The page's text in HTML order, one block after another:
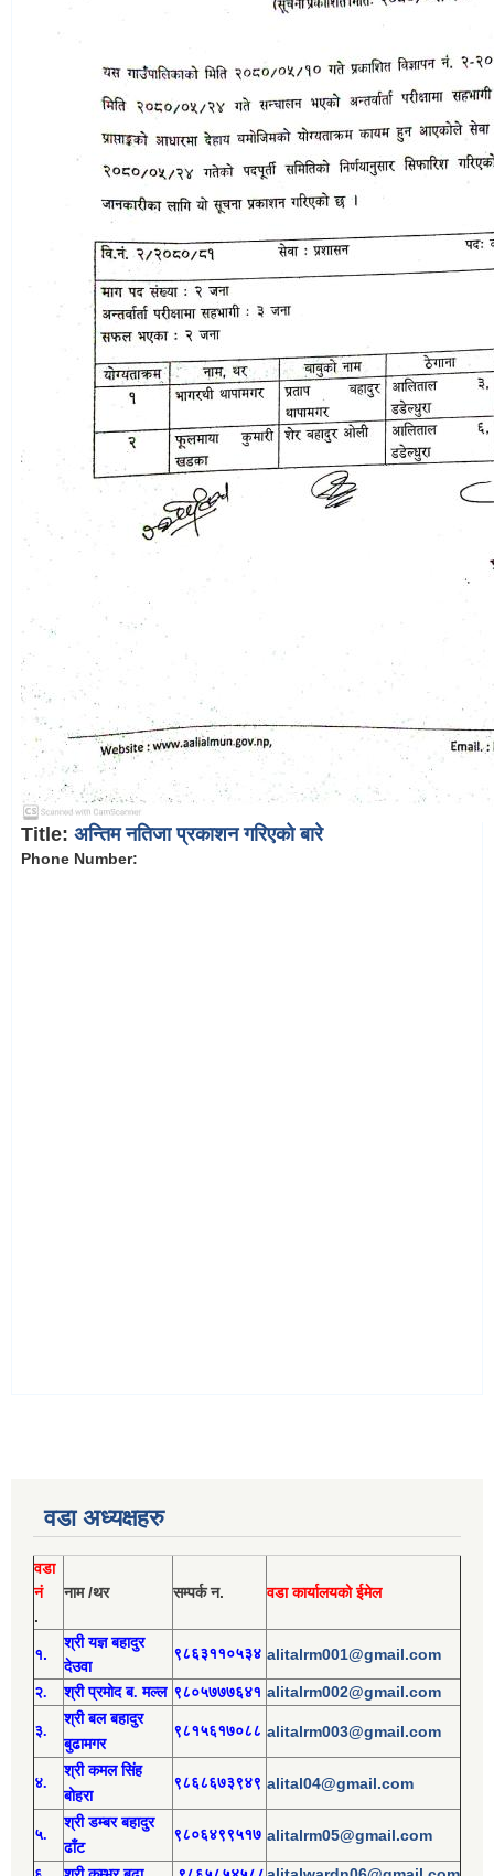
Title: अन्तिम नतिजा प्रकाशन गरिएको बारे
Phone Number:
वडा अध्यक्षहरु
वडा
नं
.
नाम /थर सम्पर्क न. वडा कार्यालयको ईमेल
१.
श्री यज्ञ बहादुर
देउवा
९८६३११०५३४ alitalrm001@gmail.com
२. श्रीप्रमोदब. मल्ल ९८०५७७७६४१ alitalrm002@gmail.com
३.
श्रीबल बहादुर
बुढामगर
९८१५६१७०८८ alitalrm003@gmail.com
४.
श्री कमल सिंह
बोहरा
९८६८६७३९४९ alital04@gmail.com
५.
श्री डम्बर बहादुर
ढाँट
९८०६४९९५१७ alitalrm05@gmail.com